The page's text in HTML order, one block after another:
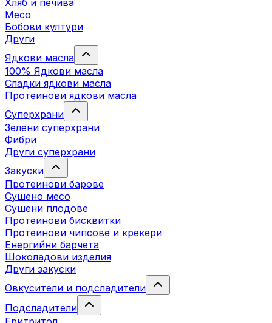
Хляб и печива
Месо
Бобови култури
Други
Ядкови масла
100% Ядкови масла
Сладки ядкови масла
Протеинови ядкови масла
Суперхрани
Зелени суперхрани
Фибри
Други суперхрани
3акуски
Протеинови бaрове
Сушено месо
Сушени плодове
Протеинови бисквитки
Протеинови чипсове и крекери
Енергийни барчета
Шоколадови изделия
Други закуски
Овкусители и подсладители
Подсладители